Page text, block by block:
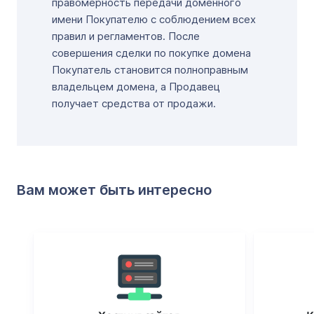
имени Покупателю с соблюдением всех
правил и регламентов. После
совершения сделки по покупке домена
Покупатель становится полноправным
владельцем домена, а Продавец
получает средства от продажи.
Вам может быть интересно